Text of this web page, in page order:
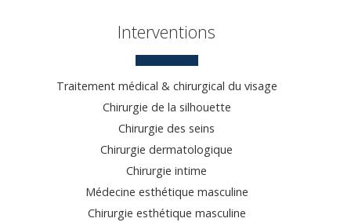
Interventions
Traitement médical & chirurgical du visage
Chirurgie de la silhouette
Chirurgie des seins
Chirurgie dermatologique
Chirurgie intime
Médecine esthétique masculine
Chirurgie esthétique masculine